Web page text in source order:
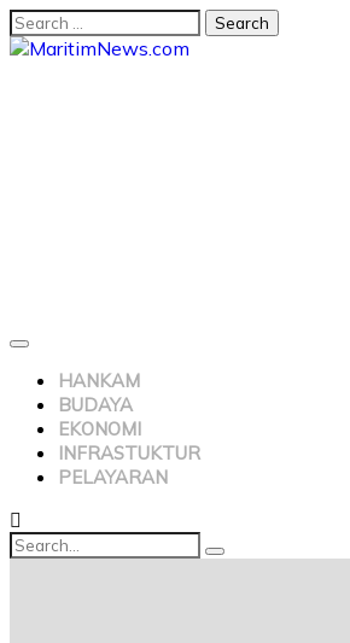
HANKAM
BUDAYA
EKONOMI
INFRASTUKTUR
PELAYARAN